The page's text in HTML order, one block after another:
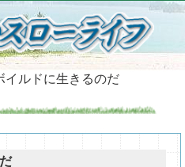
イルドに生きるのだ